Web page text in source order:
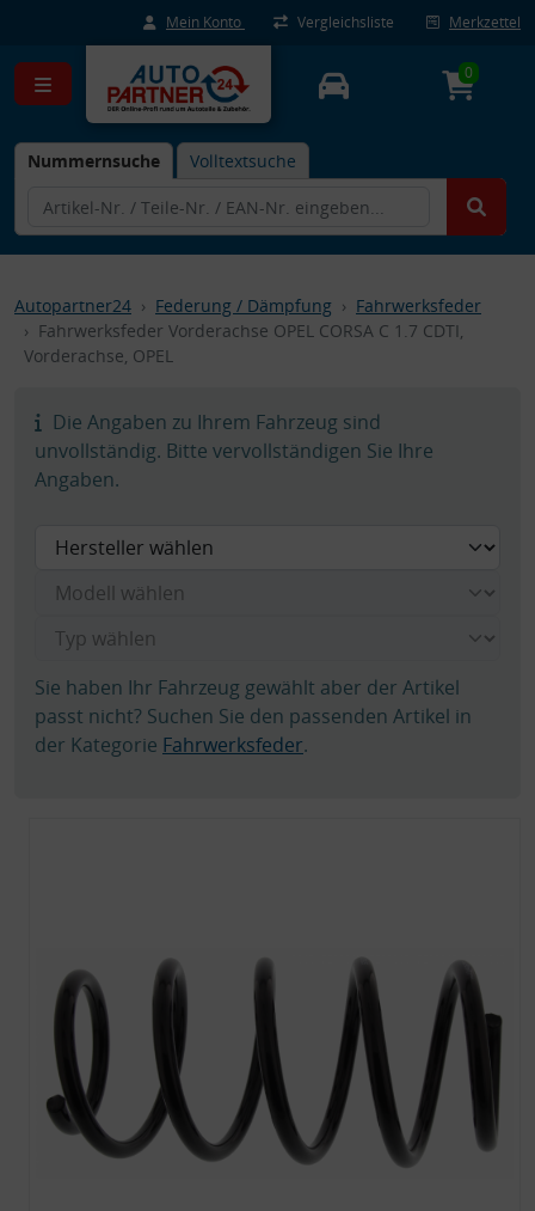
Mein Konto Vergleichsliste Merkzettel
Nummernsuche Volltextsuche
0
Autopartner24 Federung / Dämpfung
Fahrwerksfeder
Fahrwerksfeder Vorderachse OPEL CORSA C 1.7 CDTI,
Vorderachse, OPEL
Die Angaben zu Ihrem Fahrzeug sind
unvollständig. Bitte vervollständigen Sie Ihre
Angaben.
Sie haben Ihr Fahrzeug gewählt aber der Artikel
passt nicht? Suchen Sie den passenden Artikel in
der Kategorie Fahrwerksfeder.